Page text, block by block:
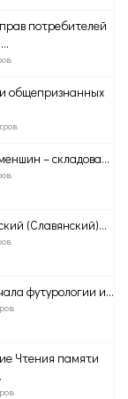
потребителей
общепризнанных
– складова...
(Славянский)...
футурологии и...
Чтения памяти